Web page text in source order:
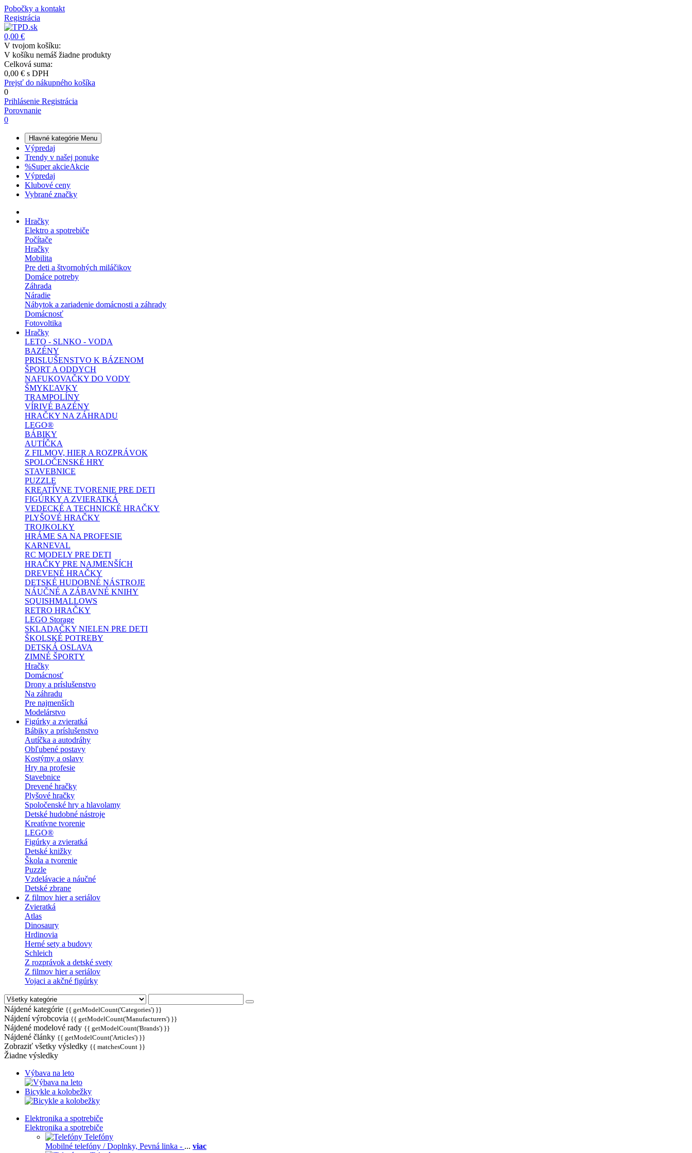
Pobočky a kontakt
Registrácia
0,00 €
V tvojom košíku:
V košíku nemáš žiadne produkty
Celková suma:
0,00 € s DPH
Prejsť do nákupného košíka
0
Prihlásenie Registrácia
Porovnanie
0
Hlavné kategórie Menu
Výpredaj
Trendy v našej ponuke
%Super akcieAkcie
Výpredaj
Klubové ceny
Vybrané značky
Hračky
Elektro a spotrebiče
Počítače
Hračky
Mobilita
Pre deti a štvornohých miláčikov
Domáce potreby
Záhrada
Náradie
Nábytok a zariadenie domácnosti a záhrady
Domácnosť
Fotovoltika
Hračky
LETO - SLNKO - VODA
BAZÉNY
PRISLUŠENSTVO K BÁZENOM
ŠPORT A ODDYCH
NAFUKOVAČKY DO VODY
ŠMYKĽAVKY
TRAMPOLÍNY
VÍRIVÉ BAZÉNY
HRAČKY NA ZÁHRADU
LEGO®
BÁBIKY
AUTÍČKA
Z FILMOV, HIER A ROZPRÁVOK
SPOLOČENSKÉ HRY
STAVEBNICE
PUZZLE
KREATÍVNE TVORENIE PRE DETI
FIGÚRKY A ZVIERATKÁ
VEDECKÉ A TECHNICKÉ HRAČKY
PLYŠOVÉ HRAČKY
TROJKOLKY
HRÁME SA NA PROFESIE
KARNEVAL
RC MODELY PRE DETI
HRAČKY PRE NAJMENŠÍCH
DREVENÉ HRAČKY
DETSKÉ HUDOBNÉ NÁSTROJE
NÁUČNÉ A ZÁBAVNÉ KNIHY
SQUISHMALLOWS
RETRO HRAČKY
LEGO Storage
SKLADAČKY NIELEN PRE DETI
ŠKOLSKÉ POTREBY
DETSKÁ OSLAVA
ZIMNÉ ŠPORTY
Hračky
Domácnosť
Drony a príslušenstvo
Na záhradu
Pre najmenších
Modelárstvo
Figúrky a zvieratká
Bábiky a príslušenstvo
Autíčka a autodráhy
Obľubené postavy
Kostýmy a oslavy
Hry na profesie
Stavebnice
Drevené hračky
Plyšové hračky
Spoločenské hry a hlavolamy
Detské hudobné nástroje
Kreatívne tvorenie
LEGO®
Figúrky a zvieratká
Detské knižky
Škola a tvorenie
Puzzle
Vzdelávacie a náučné
Detské zbrane
Z filmov hier a seriálov
Zvieratká
Atlas
Dinosaury
Hrdinovia
Herné sety a budovy
Schleich
Z rozprávok a detské svety
Z filmov hier a seriálov
Vojaci a akčné figúrky
Nájdené kategórie {{ getModelCount('Categories') }}
Nájdení výrobcovia {{ getModelCount('Manufacturers') }}
Nájdené modelové rady {{ getModelCount('Brands') }}
Nájdené články {{ getModelCount('Articles') }}
Zobraziť všetky výsledky {{ matchesCount }}
Žiadne výsledky
Výbava na leto
Bicykle a kolobežky
Elektronika a spotrebiče
Elektronika a spotrebiče
Telefóny
Mobilné telefóny / Doplnky, Pevná linka - ... viac